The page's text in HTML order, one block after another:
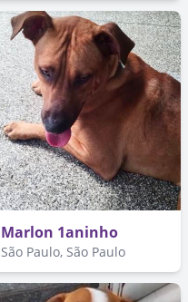
Marlon 1aninho
São Paulo, São Paulo